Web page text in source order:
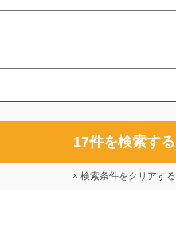
17件を検索する
× 検索条件をクリアする